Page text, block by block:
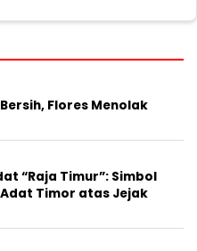
Flores Menolak
“Raja Timur”: Simbol
Timor atas Jejak